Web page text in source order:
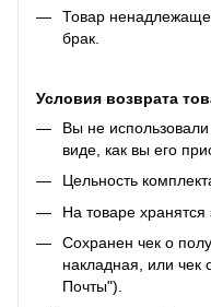
Товар
брак.
Условия возврата
Вы не
виде, как вы его
Цельность
На товаре
Сохранен чек о
накладная, или чек
Почты").